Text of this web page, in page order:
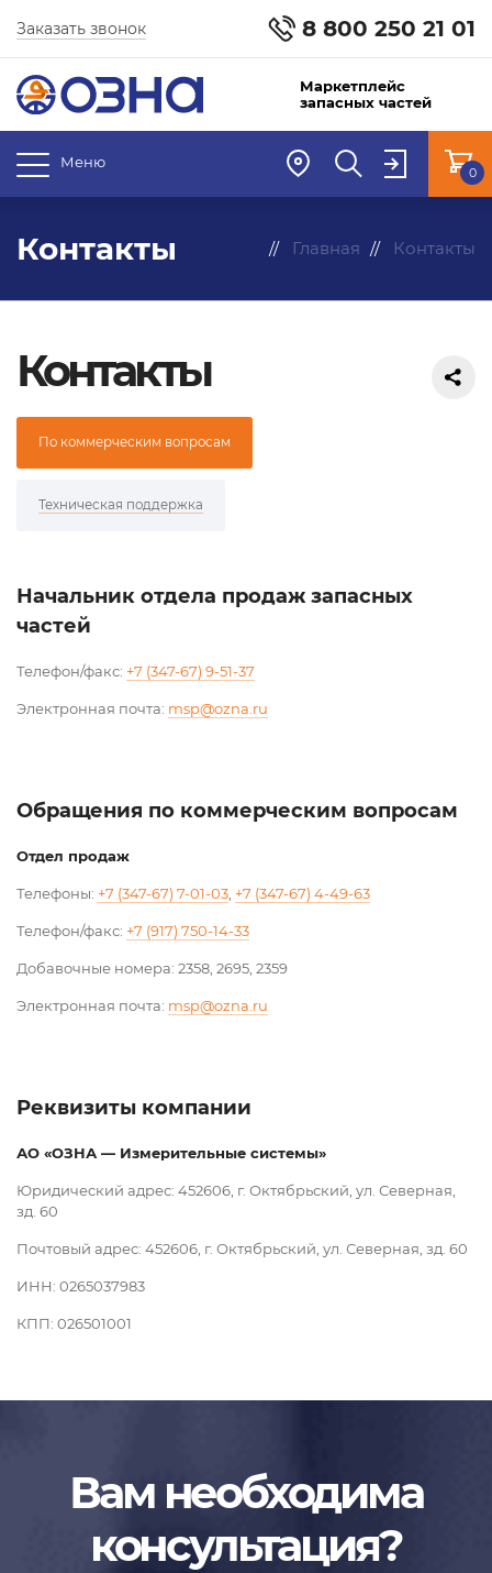
8 800 250 21 01
Заказать звонок
Маркетплейс
запасных частей
Меню
0
Контакты Главная Контакты
Контакты
По коммерческим вопросам
Техническая поддержка
Начальник отдела продаж запасных
частей
Телефон/факс: +7 (347-67) 9-51-37
Электронная почта: msp@ozna.ru
Обращения по коммерческим вопросам
Отдел продаж
Телефоны: +7 (347-67) 7-01-03 +7 (347-67) 4-49-63
Телефон/факс: +7 (917) 750-14-33
Добавочные номера: 2358, 2695, 2359
Электронная почта: msp@ozna.ru
Реквизиты компании
АО «ОЗНА — Измерительные системы»
Юридический адрес: 452606, г. Октябрьский, ул. Северная,
зд. 60
Почтовый адрес: 452606, г. Октябрьский, ул. Северная, зд. 60
ИНН: 0265037983
КПП: 026501001
Вам необходима
консультация?